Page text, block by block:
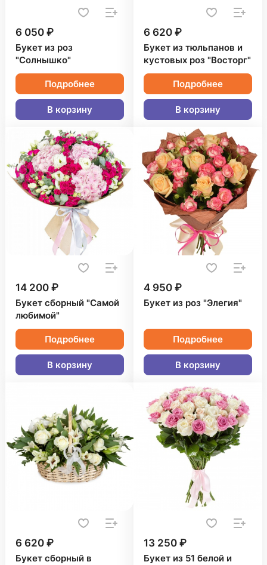
6 050 ₽
Букет из роз
"Солнышко"
Подробнее
В корзину
6 620 ₽
Букет из тюльпанов и
кустовых роз "Восторг"
Подробнее
В корзину
14 200 ₽
Букет сборный "Самой
любимой"
Подробнее
В корзину
4 950 ₽
Букет из роз "Элегия"
Подробнее
В корзину
6 620 ₽
Букет сборный в
13 250 ₽
Букет из 51 белой и